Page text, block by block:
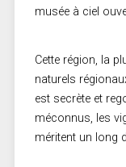
musée à ciel
Cette région, la
naturels
est secrète et
méconnus, les
méritent un long